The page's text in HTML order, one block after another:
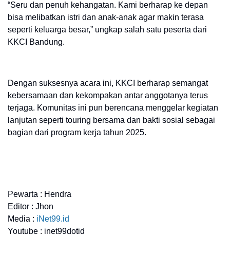
“Seru dan penuh kehangatan. Kami berharap ke depan
bisa melibatkan istri dan anak-anak agar makin terasa
seperti keluarga besar,” ungkap salah satu peserta dari
KKCI Bandung.
Dengan suksesnya acara ini, KKCI berharap semangat
kebersamaan dan kekompakan antar anggotanya terus
terjaga. Komunitas ini pun berencana menggelar kegiatan
lanjutan seperti touring bersama dan bakti sosial sebagai
bagian dari program kerja tahun 2025.
Pewarta : Hendra
Editor : Jhon
Media : iNet99.id
Youtube : inet99dotid